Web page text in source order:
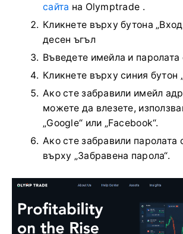
сайта на Olymptrade .
Кликнете върху бутона
десен ъгъл
Въведете имейла и паролата
Кликнете върху синия бутон
Ако сте забравили имейл
можете да влезете,
„Google“ или „Facebook“.
Ако сте забравили паролата
върху „Забравена парола“.